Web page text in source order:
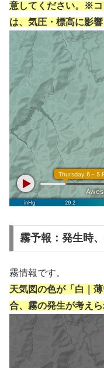
意してください。※コ
は、気圧・標高に影響
霧予報：発生時
霧情報です。
天気図の色が「白｜
合、霧の発生が考え